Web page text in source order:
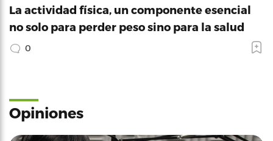
La actividad física, un componente esencial
no solo para perder peso sino para la salud
0
Opiniones